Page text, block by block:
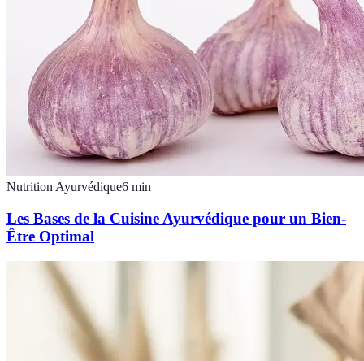
Nutrition Ayurvédique6 min
Les Bases de la Cuisine Ayurvédique pour un Bien-
Être Optimal